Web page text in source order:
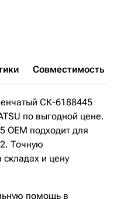
Совместимость
СК-6188445
по выгодной цене.
OEM подходит для
Точную
и цену
помощь в